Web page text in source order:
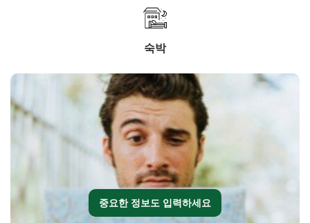
숙박
중요한 정보도 입력하세요